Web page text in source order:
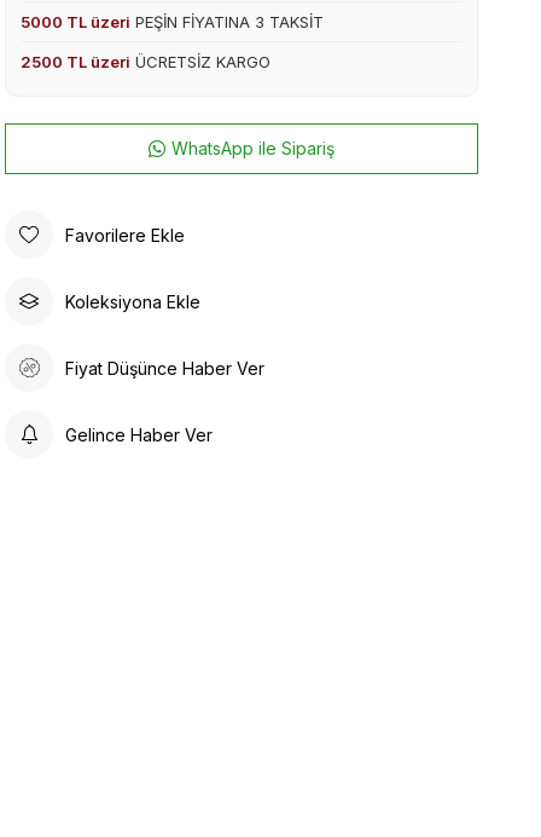
5000 TL üzeri PEŞİN FİYATINA 3 TAKSİT
2500 TL üzeri ÜCRETSİZ KARGO
WhatsApp ile Sipariş
Favorilere Ekle
Koleksiyona Ekle
Fiyat Düşünce Haber Ver
Gelince Haber Ver